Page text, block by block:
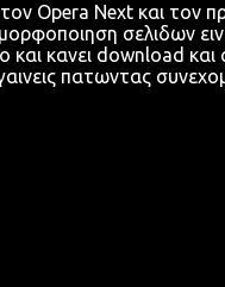
τον Opera Next και τον
σελιδων
και κανει download
πατωντας